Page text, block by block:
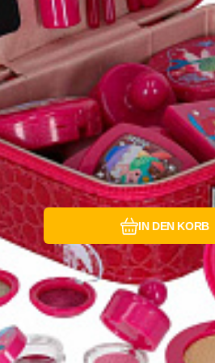
IN DEN KORB
Favorit
Vergleichen